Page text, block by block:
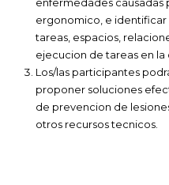
ergonomico, e identificar
tareas, espacios,
ejecucion de tareas en la
Los/las participantes
proponer soluciones
de prevencion de
otros recursos tecnicos.